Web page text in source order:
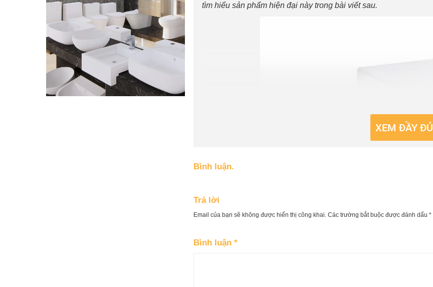
tìm hiểu sản phẩm hiện đại này trong bài viết sau.
XEM ĐẦY ĐỦ
Bình luận.
Trả lời
Email của bạn sẽ không được hiển thị công khai. Các trường bắt buộc được đánh dấu*
Bình luận*